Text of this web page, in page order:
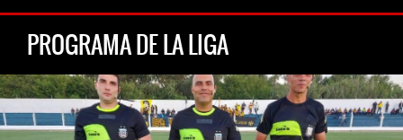
PROGRAMA DE LA LIGA